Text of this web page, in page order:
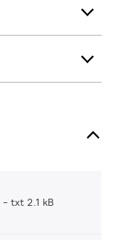
txt 2.1 kB